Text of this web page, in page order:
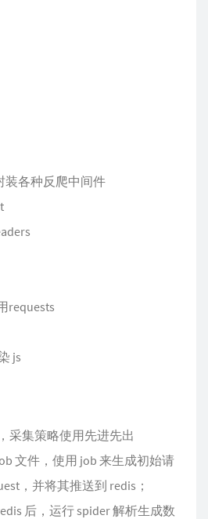
装各种反爬中间件
requests
js
采集策略使用先进先出
文件，使用 job 来生成初始请
，并将其推送到 redis；
后，运行 spider 解析生成数